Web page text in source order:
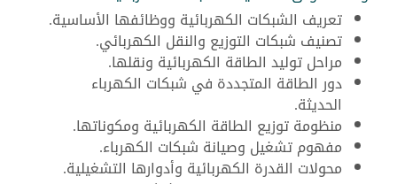
تعريف الشبكات الكهربائية ووظائفها الأساسية.
تصنيف شبكات التوزيع والنقل الكهربائي.
مراحل توليد الطاقة الكهربائية ونقلها.
دور الطاقة المتجددة في شبكات الكهرباء
الحديثة.
منظومة توزيع الطاقة الكهربائية ومكوناتها.
مفهوم تشغيل وصيانة شبكات الكهرباء.
محولات القدرة الكهربائية وأدوارها التشغيلية.